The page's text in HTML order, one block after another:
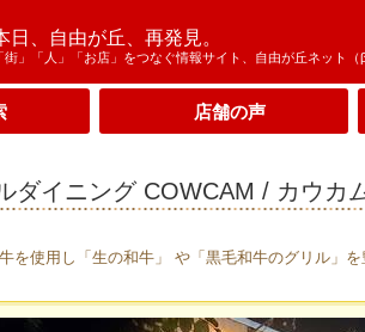
日、自由が丘、再発見。
「街」「人」「お店」をつなぐ情報サイト、自由が丘ネット（
店舗の声
ダイニング COWCAM / カウカ
を使用し「生の和牛」 や「黒毛和牛のグリル」